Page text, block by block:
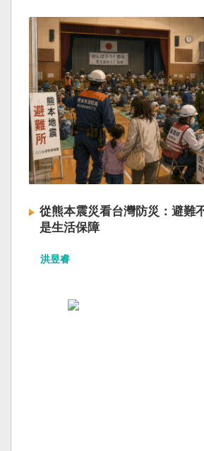
從熊本震災看台灣防災：避難
是生活保障
洪昱睿